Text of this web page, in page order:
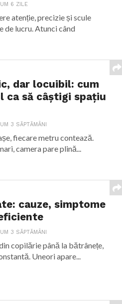
6 ZILE
atenție, precizie și scule
de lucru. Atunci când
dar locuibil: cum
ca să câștigi spațiu
3 SĂPTĂMÂNI
fiecare metru contează.
camera pare plină...
cauze, simptome
3 SĂPTĂMÂNI
copilărie până la bătrânețe,
Uneori apare...